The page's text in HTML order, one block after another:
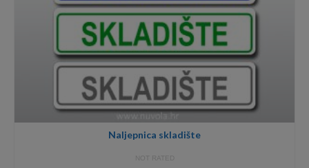
Naljepnica skladište
NOT RATED